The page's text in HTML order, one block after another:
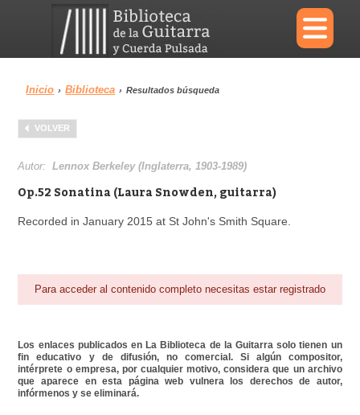
×
Menu
Biblioteca Diccionario
Inicio › Biblioteca › Resultados búsqueda
VOLVER
Autor:Lennox Berkeley (Inglaterra, 1903-1989)
Op.52 Sonatina (Laura Snowden, guitarra)
Recorded in January 2015 at St John's Smith Square.
Para acceder al contenido completo necesitas estar registrado
Los enlaces publicados en La Biblioteca de la Guitarra solo tienen un
fin educativo y de difusión, no comercial. Si algún compositor,
intérprete o empresa, por cualquier motivo, considera que un archivo
que aparece en esta página web vulnera los derechos de autor,
infórmenos y se eliminará.